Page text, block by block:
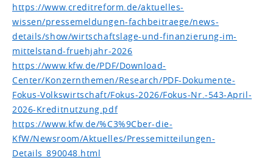
https://www.creditreform.de/aktuelles-
wissen/pressemeldungen-fachbeitraege/news-
details/show/wirtschaftslage-und-finanzierung-im-
mittelstand-fruehjahr-2026
https://www.kfw.de/PDF/Download-
Center/Konzernthemen/Research/PDF-Dokumente-
Fokus-Volkswirtschaft/Fokus-2026/Fokus-Nr.-543-April-
2026-Kreditnutzung.pdf
https://www.kfw.de/%C3%9Cber-die-
KfW/Newsroom/Aktuelles/Pressemitteilungen-
Details_890048.html